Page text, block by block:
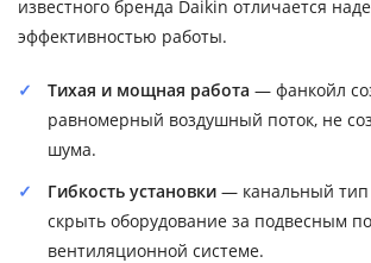
известного бренда Daikin отличается
эффективностью работы.
Тихая и мощная работа — фанкойл
равномерный воздушный поток, не
шума.
Гибкость установки — канальный тип
скрыть оборудование за подвесным
вентиляционной системе.